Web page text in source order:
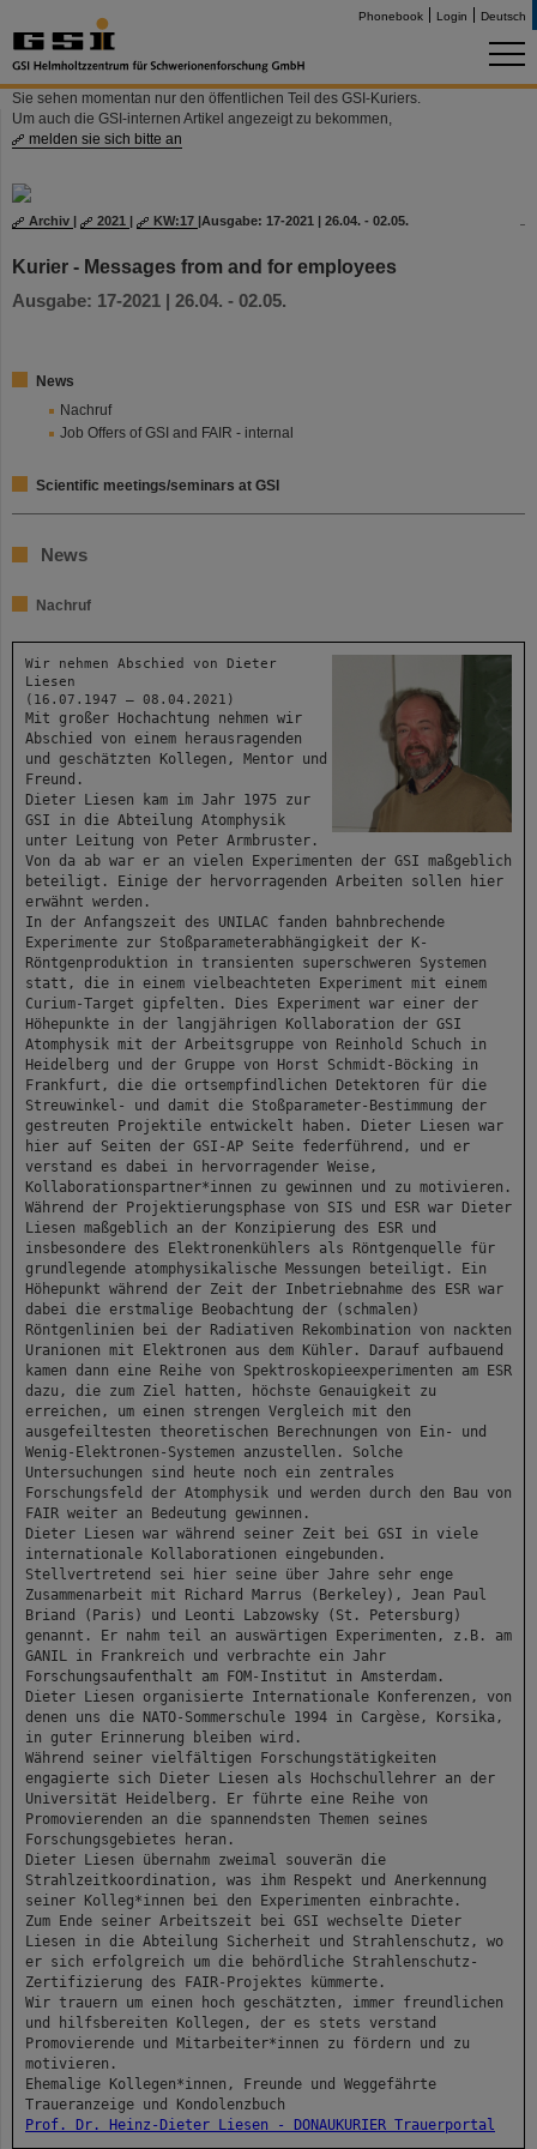
Phonebook Login Deutsch
Sie sehen momentan nur den öffentlichen Teil des GSI-Kuriers.
Um auch die GSI-internen Artikel angezeigt zu bekommen,
melden sie sich bitte an
Archiv | 2021 | KW:17 |Ausgabe: 17-2021 | 26.04. - 02.05.
Kurier - Messages from and for employees
Ausgabe: 17-2021 | 26.04. - 02.05.
News
Nachruf
Job Offers of GSI and FAIR - internal
Scientific meetings/seminars at GSI
News
Nachruf
Wir nehmen Abschied von Dieter
Liesen
(16.07.1947 – 08.04.2021)
Mit großer Hochachtung nehmen wir
Abschied von einem herausragenden
und geschätzten Kollegen, Mentor und
Freund.
Dieter Liesen kam im Jahr 1975 zur
GSI in die Abteilung Atomphysik
unter Leitung von Peter Armbruster.
Von da ab war er an vielen Experimenten der GSI maßgeblich
beteiligt. Einige der hervorragenden Arbeiten sollen hier
erwähnt werden.
In der Anfangszeit des UNILAC fanden bahnbrechende
Experimente zur Stoßparameterabhängigkeit der K-
Röntgenproduktion in transienten superschweren Systemen
statt, die in einem vielbeachteten Experiment mit einem
Curium-Target gipfelten. Dies Experiment war einer der
Höhepunkte in der langjährigen Kollaboration der GSI
Atomphysik mit der Arbeitsgruppe von Reinhold Schuch in
Heidelberg und der Gruppe von Horst Schmidt-Böcking in
Frankfurt, die die ortsempfindlichen Detektoren für die
Streuwinkel- und damit die Stoßparameter-Bestimmung der
gestreuten Projektile entwickelt haben. Dieter Liesen war
hier auf Seiten der GSI-AP Seite federführend, und er
verstand es dabei in hervorragender Weise,
Kollaborationspartner*innen zu gewinnen und zu motivieren.
Während der Projektierungsphase von SIS und ESR war Dieter
Liesen maßgeblich an der Konzipierung des ESR und
insbesondere des Elektronenkühlers als Röntgenquelle für
grundlegende atomphysikalische Messungen beteiligt. Ein
Höhepunkt während der Zeit der Inbetriebnahme des ESR war
dabei die erstmalige Beobachtung der (schmalen)
Röntgenlinien bei der Radiativen Rekombination von nackten
Uranionen mit Elektronen aus dem Kühler. Darauf aufbauend
kamen dann eine Reihe von Spektroskopieexperimenten am ESR
dazu, die zum Ziel hatten, höchste Genauigkeit zu
erreichen, um einen strengen Vergleich mit den
ausgefeiltesten theoretischen Berechnungen von Ein- und
Wenig-Elektronen-Systemen anzustellen. Solche
Untersuchungen sind heute noch ein zentrales
Forschungsfeld der Atomphysik und werden durch den Bau von
FAIR weiter an Bedeutung gewinnen.
Dieter Liesen war während seiner Zeit bei GSI in viele
internationale Kollaborationen eingebunden.
Stellvertretend sei hier seine über Jahre sehr enge
Zusammenarbeit mit Richard Marrus (Berkeley), Jean Paul
Briand (Paris) und Leonti Labzowsky (St. Petersburg)
genannt. Er nahm teil an auswärtigen Experimenten, z.B. am
GANIL in Frankreich und verbrachte ein Jahr
Forschungsaufenthalt am FOM-Institut in Amsterdam.
Dieter Liesen organisierte Internationale Konferenzen, von
denen uns die NATO-Sommerschule 1994 in Cargèse, Korsika,
in guter Erinnerung bleiben wird.
Während seiner vielfältigen Forschungstätigkeiten
engagierte sich Dieter Liesen als Hochschullehrer an der
Universität Heidelberg. Er führte eine Reihe von
Promovierenden an die spannendsten Themen seines
Forschungsgebietes heran.
Dieter Liesen übernahm zweimal souverän die
Strahlzeitkoordination, was ihm Respekt und Anerkennung
seiner Kolleg*innen bei den Experimenten einbrachte.
Zum Ende seiner Arbeitszeit bei GSI wechselte Dieter
Liesen in die Abteilung Sicherheit und Strahlenschutz, wo
er sich erfolgreich um die behördliche Strahlenschutz-
Zertifizierung des FAIR-Projektes kümmerte.
Wir trauern um einen hoch geschätzten, immer freundlichen
und hilfsbereiten Kollegen, der es stets verstand
Promovierende und Mitarbeiter*innen zu fördern und zu
motivieren.
Ehemalige Kollegen*innen, Freunde und Weggefährte
Traueranzeige und Kondolenzbuch
Prof. Dr. Heinz-Dieter Liesen - DONAUKURIER Trauerportal